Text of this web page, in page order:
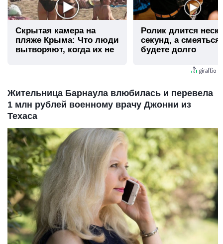
Скрытая камера на
пляже Крыма: Что люди
вытворяют, когда их не
Ролик длится
секунд, а
будете долго
Жительница Барнаула влюбилась и перевела
1 млн рублей военному врачу Джонни из
Техаса